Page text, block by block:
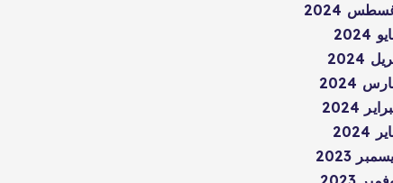
2024
2024
2024
2024
2024
2024
2023